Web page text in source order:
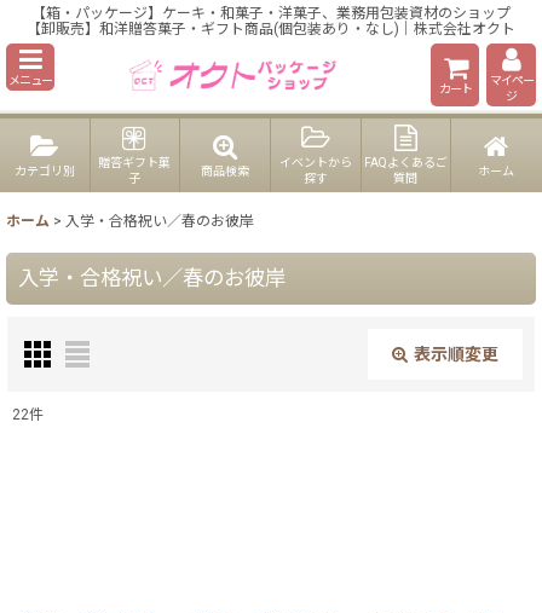
【箱・パッケージ】ケーキ・和菓子・洋菓子、業務用包装資材のショップ
【卸販売】和洋贈答菓子・ギフト商品(個包装あり・なし)｜株式会社オクト
メニュー
カート
マイペー
ジ
カテゴリ別
贈答ギフト菓
子
商品検索
イベントから
探す
FAQよくあるご
質問
ホーム
ホーム > 入学・合格祝い／春のお彼岸
入学・合格祝い／春のお彼岸
表示順変更
22件